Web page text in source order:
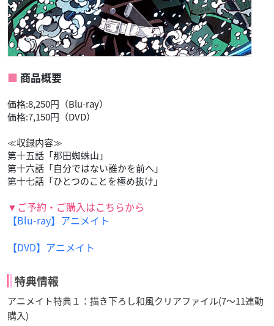
商品概要
価格:8,250円（Blu-ray）
価格:7,150円（DVD）
≪収録内容≫
第十五話「那田蜘蛛山」
第十六話「自分ではない誰かを前へ」
第十七話「ひとつのことを極め抜け」
▼ご予約・ご購入はこちらから
【Blu-ray】アニメイト
【DVD】アニメイト
特典情報
アニメイト特典１：描き下ろし和風クリアファイル(7～11連動
購入)